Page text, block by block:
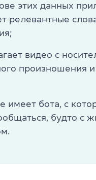
этих данных
релевантные
видео с
произношения и
имеет бота, с
будто с